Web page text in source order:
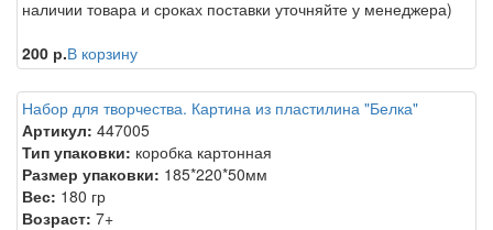
наличии товара и сроках поставки уточняйте у менеджера)
200 р.В корзину
Набор для творчества. Картина из пластилина "Белка"
Артикул: 447005
Тип упаковки: коробка картонная
Размер упаковки: 185*220*50мм
Вес: 180 гр
Возраст: 7+